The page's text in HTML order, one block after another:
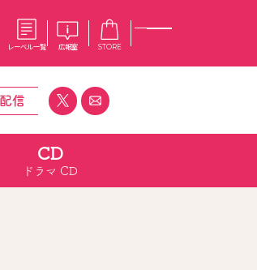
レーベル一覧 広報室 STORE
報
信
CD
ドラマ CD